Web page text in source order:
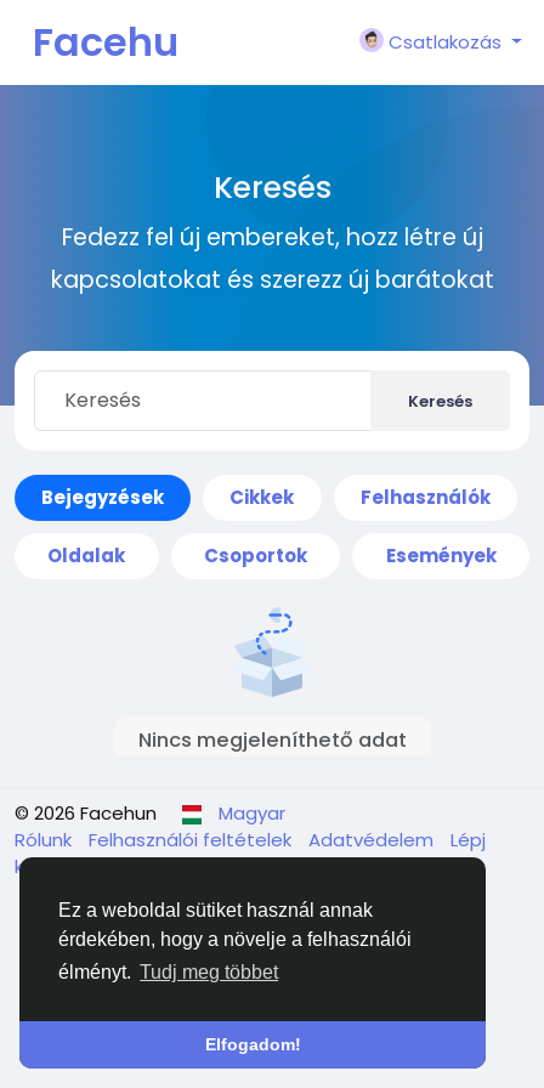
Ez a weboldal sütiket használ annak
érdekében, hogy a növelje a felhasználói
élményt. Tudj meg többet
Elfogadom!
Facehu
Csatlakozás
Keresés
Fedezz fel új embereket, hozz létre új
kapcsolatokat és szerezz új barátokat
Keresés
Bejegyzések Cikkek Felhasználók
Oldalak Csoportok Események
Nincs megjeleníthető adat
© 2026 Facehun
Magyar
Rólunk
Felhasználói feltételek Adatvédelem
Lépj
kapcsolatba velünk